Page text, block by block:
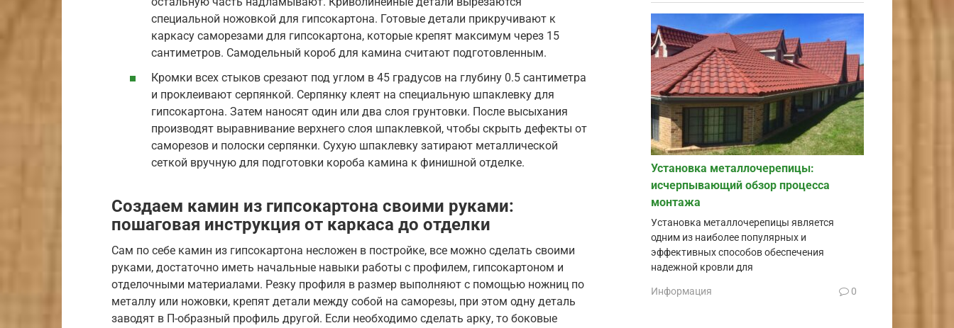
специальной ножовкой для гипсокартона. Готовые детали прикручивают к
каркасу саморезами для гипсокартона, которые крепят максимум через 15
сантиметров. Самодельный короб для камина считают подготовленным.
Кромки всех стыков срезают под углом в 45 градусов на глубину 0.5 сантиметра
и проклеивают серпянкой. Серпянку клеят на специальную шпаклевку для
гипсокартона. Затем наносят один или два слоя грунтовки. После высыхания
производят выравнивание верхнего слоя шпаклевкой, чтобы скрыть дефекты от
саморезов и полоски серпянки. Сухую шпаклевку затирают металлической
сеткой вручную для подготовки короба камина к финишной отделке.
Создаем камин из гипсокартона своими руками:
пошаговая инструкция от каркаса до отделки
Сам по себе камин из гипсокартона несложен в постройке, все можно сделать своими
руками, достаточно иметь начальные навыки работы с профилем, гипсокартоном и
отделочными материалами. Резку профиля в размер выполняют с помощью ножниц по
металлу или ножовки, крепят детали между собой на саморезы, при этом одну деталь
заводят в П-образный профиль другой. Если необходимо сделать арку, то боковые
Установка металлочерепицы:
исчерпывающий обзор процесса
монтажа
Установка металлочерепицы является
одним из наиболее популярных и
эффективных способов обеспечения
надежной кровли для
Информация 0